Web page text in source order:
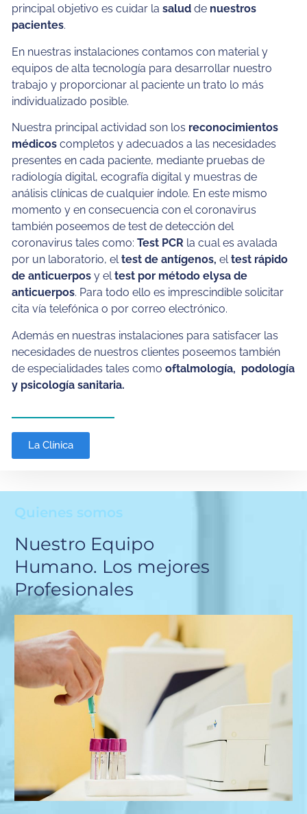
principal objetivo es cuidar la salud de nuestros
pacientes.
En nuestras instalaciones contamos con material y
equipos de alta tecnología para desarrollar nuestro
trabajo y proporcionar al paciente un trato lo más
individualizado posible.
Nuestra principal actividad son los reconocimientos
médicos completos y adecuados a las necesidades
presentes en cada paciente, mediante pruebas de
radiología digital, ecografía digital y muestras de
análisis clínicas de cualquier índole. En este mismo
momento y en consecuencia con el coronavirus
también poseemos de test de detección del
coronavirus tales como: Test PCR la cual es avalada
por un laboratorio, eltest de antígenos, eltest rápido
de anticuerpos y eltest por método elysa de
anticuerpos. Para todo ello es imprescindible solicitar
cita vía telefónica o por correo electrónico.
Además en nuestras instalaciones para satisfacer las
necesidades de nuestros clientes poseemos también
de especialidades tales como oftalmología, podología
y psicología sanitaria.
La Clínica
Quienes somos
Nuestro Equipo
Humano. Los mejores
Profesionales